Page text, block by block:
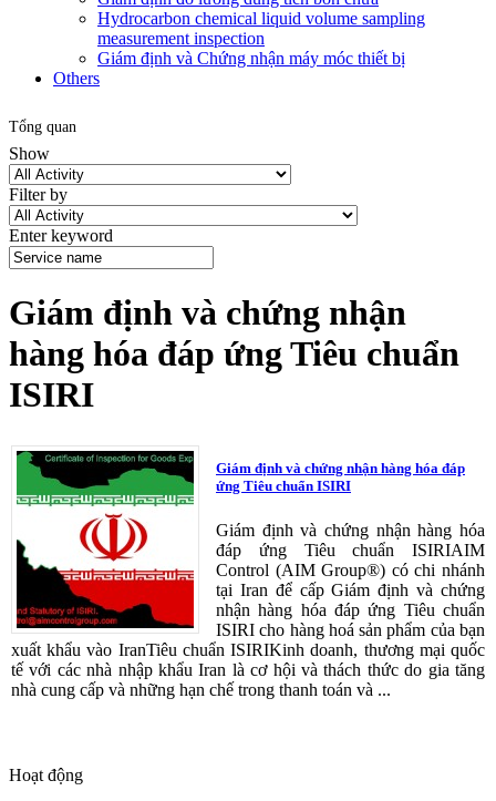
Hydrocarbon chemical liquid volume sampling
measurement inspection
Giám định và Chứng nhận máy móc thiết bị
Others
Tổng quan
Show
Filter by
Enter keyword
Giám định và chứng nhận
hàng hóa đáp ứng Tiêu chuẩn
ISIRI
Giám định và chứng nhận hàng hóa đáp
ứng Tiêu chuẩn ISIRI
Giám định và chứng nhận hàng hóa
đáp ứng Tiêu chuẩn ISIRIAIM
Control (AIM Group®) có chi nhánh
tại Iran để cấp Giám định và chứng
nhận hàng hóa đáp ứng Tiêu chuẩn
ISIRI cho hàng hoá sản phẩm của bạn
xuất khẩu vào IranTiêu chuẩn ISIRIKinh doanh, thương mại quốc
tế với các nhà nhập khẩu Iran là cơ hội và thách thức do gia tăng
nhà cung cấp và những hạn chế trong thanh toán và ...
Hoạt động